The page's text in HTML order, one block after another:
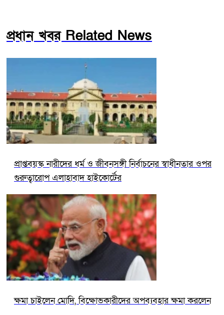
প্রধান খবর Related News
প্রাপ্তবয়স্ক নারীদের ধর্ম ও জীবনসঙ্গী নির্বাচনের স্বাধীনতার ওপর
গুরুত্বারোপ এলাহাবাদ হাইকোর্টের
ক্ষমা চাইলেন মোদি, বিক্ষোভকারীদের অপব্যবহার ক্ষমা করলেন